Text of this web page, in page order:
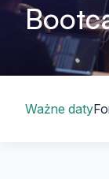
Ważne daty